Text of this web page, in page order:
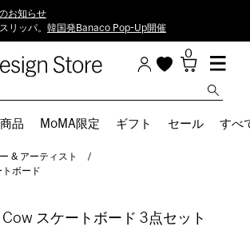
お知らせ
リッパ。 韓国発Banaco Pop-Up開催
0
品 MoMA限定 ギフト セール すべ
& アーティスト
トボード
スケートボード 3点セット